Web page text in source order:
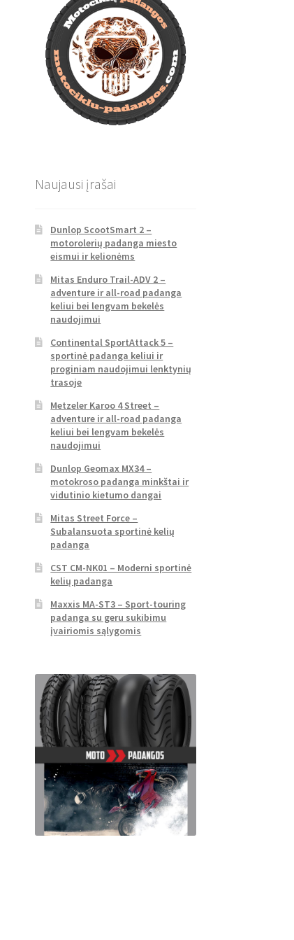
Naujausi įrašai
Dunlop ScootSmart 2 –
motorolerių padanga miesto
eismui ir kelionėms
Mitas Enduro Trail-ADV 2 –
adventure ir all-road padanga
keliui bei lengvam bekelės
naudojimui
Continental SportAttack 5 –
sportinė padanga keliui ir
proginiam naudojimui lenktynių
trasoje
Metzeler Karoo 4 Street –
adventure ir all-road padanga
keliui bei lengvam bekelės
naudojimui
Dunlop Geomax MX34 –
motokroso padanga minkštai ir
vidutinio kietumo dangai
Mitas Street Force –
Subalansuota sportinė kelių
padanga
CST CM-NK01 – Moderni sportinė
kelių padanga
Maxxis MA-ST3 – Sport-touring
padanga su geru sukibimu
įvairiomis sąlygomis